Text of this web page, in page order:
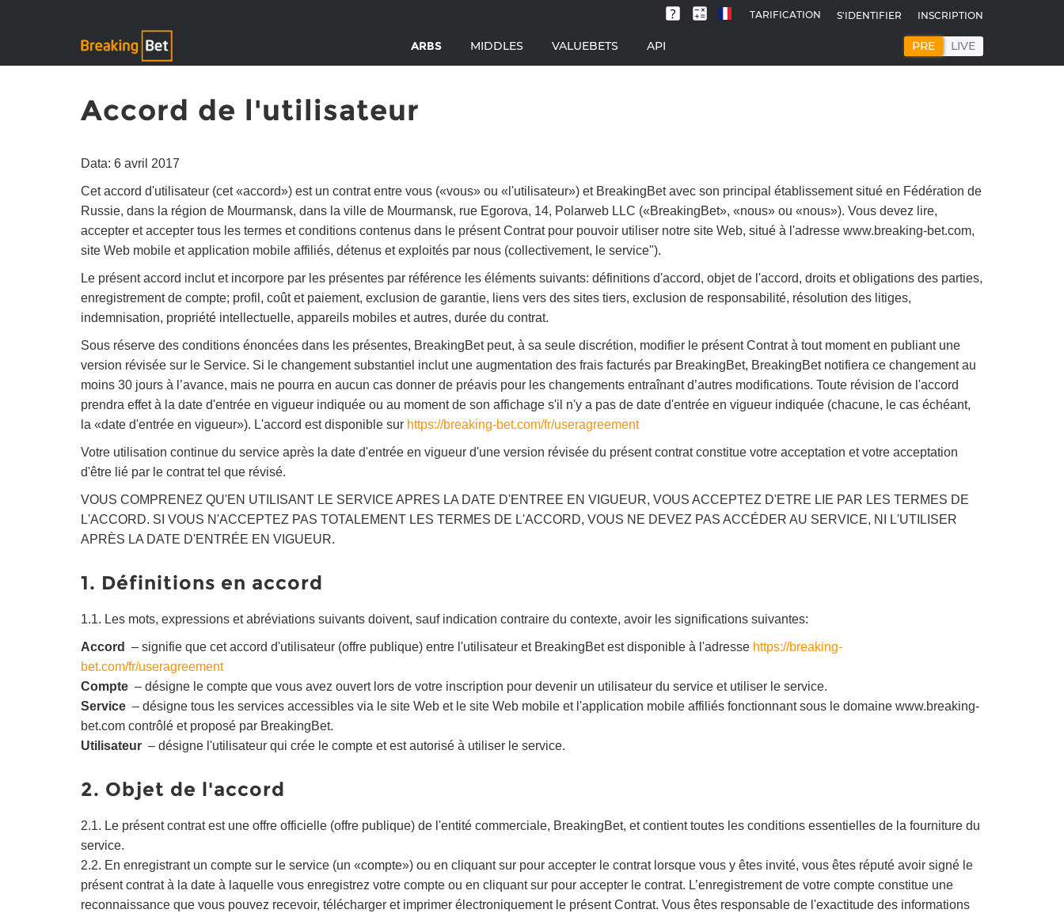
TARIFICATION S'IDENTIFIER INSCRIPTION
ARBS MIDDLES VALUEBETS API PRE LIVE
Accord de l'utilisateur
Data: 6 avril 2017
Cet accord d'utilisateur (cet «accord») est un contrat entre vous («vous» ou «l'utilisateur») et BreakingBet avec son principal établissement situé en Fédération de
Russie, dans la région de Mourmansk, dans la ville de Mourmansk, rue Egorova, 14, Polarweb LLC («BreakingBet», «nous» ou «nous»). Vous devez lire,
accepter et accepter tous les termes et conditions contenus dans le présent Contrat pour pouvoir utiliser notre site Web, situé à l'adresse www.breaking-bet.com,
site Web mobile et application mobile affiliés, détenus et exploités par nous (collectivement, le service").
Le présent accord inclut et incorpore par les présentes par référence les éléments suivants: définitions d'accord, objet de l'accord, droits et obligations des parties,
enregistrement de compte; profil, coût et paiement, exclusion de garantie, liens vers des sites tiers, exclusion de responsabilité, résolution des litiges,
indemnisation, propriété intellectuelle, appareils mobiles et autres, durée du contrat.
Sous réserve des conditions énoncées dans les présentes, BreakingBet peut, à sa seule discrétion, modifier le présent Contrat à tout moment en publiant une
version révisée sur le Service. Si le changement substantiel inclut une augmentation des frais facturés par BreakingBet, BreakingBet notifiera ce changement au
moins 30 jours à l’avance, mais ne pourra en aucun cas donner de préavis pour les changements entraînant d’autres modifications. Toute révision de l'accord
prendra effet à la date d'entrée en vigueur indiquée ou au moment de son affichage s'il n'y a pas de date d'entrée en vigueur indiquée (chacune, le cas échéant,
la «date d'entrée en vigueur»). L'accord est disponible sur https://breaking-bet.com/fr/useragreement
Votre utilisation continue du service après la date d'entrée en vigueur d'une version révisée du présent contrat constitue votre acceptation et votre acceptation
d'être lié par le contrat tel que révisé.
VOUS COMPRENEZ QU'EN UTILISANT LE SERVICE APRES LA DATE D'ENTREE EN VIGUEUR, VOUS ACCEPTEZ D'ETRE LIE PAR LES TERMES DE
L'ACCORD. SI VOUS N'ACCEPTEZ PAS TOTALEMENT LES TERMES DE L'ACCORD, VOUS NE DEVEZ PAS ACCÉDER AU SERVICE, NI L'UTILISER
APRÈS LA DATE D'ENTRÉE EN VIGUEUR.
1. Définitions en accord
1.1. Les mots, expressions et abréviations suivants doivent, sauf indication contraire du contexte, avoir les significations suivantes:
Accord – signifie que cet accord d'utilisateur (offre publique) entre l'utilisateur et BreakingBet est disponible à l'adresse https://breaking-
bet.com/fr/useragreement
Compte – désigne le compte que vous avez ouvert lors de votre inscription pour devenir un utilisateur du service et utiliser le service.
Service – désigne tous les services accessibles via le site Web et le site Web mobile et l'application mobile affiliés fonctionnant sous le domaine www.breaking-
bet.com contrôlé et proposé par BreakingBet.
Utilisateur – désigne l'utilisateur qui crée le compte et est autorisé à utiliser le service.
2. Objet de l'accord
2.1. Le présent contrat est une offre officielle (offre publique) de l'entité commerciale, BreakingBet, et contient toutes les conditions essentielles de la fourniture du
service.
2.2. En enregistrant un compte sur le service (un «compte») ou en cliquant sur pour accepter le contrat lorsque vous y êtes invité, vous êtes réputé avoir signé le
présent contrat à la date à laquelle vous enregistrez votre compte ou en cliquant sur pour accepter le contrat. L’enregistrement de votre compte constitue une
reconnaissance que vous pouvez recevoir, télécharger et imprimer électroniquement le présent Contrat. Vous êtes responsable de l'exactitude des informations